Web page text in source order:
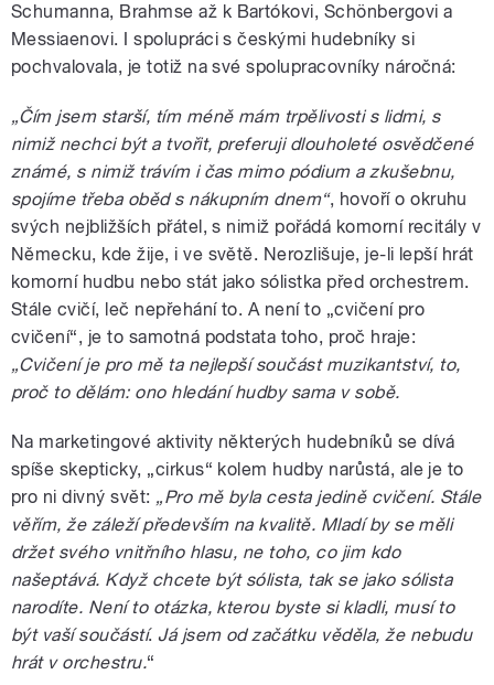
Schumanna, Brahmse až k Bartókovi, Schönbergovi a
Messiaenovi. I spolupráci s českými hudebníky si
pochvalovala, je totiž na své spolupracovníky náročná:
„Čím jsem starší, tím méně mám trpělivosti s lidmi, s
nimiž nechci být a tvořit, preferuji dlouholeté osvědčené
známé, s nimiž trávím i čas mimo pódium a zkušebnu,
spojíme třeba oběd s nákupním dnem“, hovoří o okruhu
svých nejbližších přátel, s nimiž pořádá komorní recitály v
Německu, kde žije, i ve světě. Nerozlišuje, je-li lepší hrát
komorní hudbu nebo stát jako sólistka před orchestrem.
Stále cvičí, leč nepřehání to. A není to „cvičení pro
cvičení“, je to samotná podstata toho, proč hraje:
„Cvičení je pro mě ta nejlepší součást muzikantství, to,
proč to dělám: ono hledání hudby sama v sobě.
Na marketingové aktivity některých hudebníků se dívá
spíše skepticky, „cirkus“ kolem hudby narůstá, ale je to
pro ni divný svět: „Pro mě byla cesta jedině cvičení. Stále
věřím, že záleží především na kvalitě. Mladí by se měli
držet svého vnitřního hlasu, ne toho, co jim kdo
našeptává. Když chcete být sólista, tak se jako sólista
narodíte. Není to otázka, kterou byste si kladli, musí to
být vaší součástí. Já jsem od začátku věděla, že nebudu
hrát v orchestru.“